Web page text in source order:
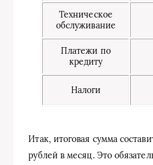
Техническое
обслуживание
Платежи по
кредиту
Налоги
Итак, итоговая сумма
рублей в месяц. Это